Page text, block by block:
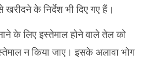
खरीदने के निर्देश भी दिए गए हैं।
के लिए इस्तेमाल होने वाले तेल को
न किया जाए। इसके अलावा भोग